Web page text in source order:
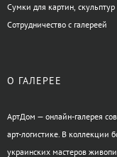
Сумки для картин, скульптур
Сотрудничество с галереей
О ГАЛЕРЕЕ
АртДом — онлайн-галерея
арт-логистике. В коллекции
украинских мастеров